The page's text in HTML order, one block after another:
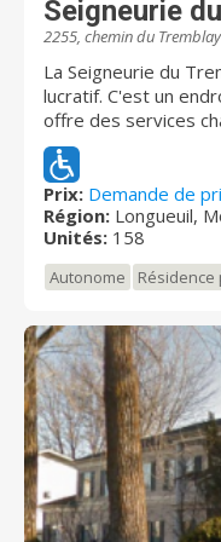
Seigneurie
2255, chemin du Tremblay
La Seigneurie du
lucratif. C'est un
offre des services
résidence qui fait la
Prix: Demande de
Région: Longueuil,
Unités: 158
Autonome